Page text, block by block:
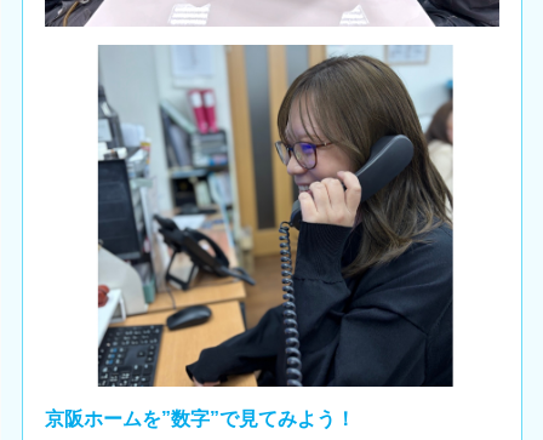
京阪ホームを”数字”で見てみよう！